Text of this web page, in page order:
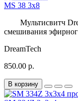
MS 38 3x8
Мультисвитч
смешивания
DreamTech
850.00 р.
В корзину